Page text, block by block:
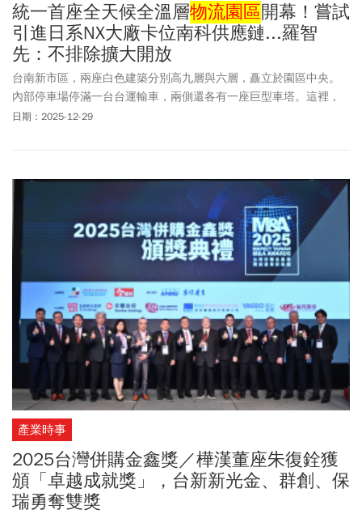
統一首座全天候全溫層物流園區開幕！嘗試
引進日系NX大廠卡位南科供應鏈...羅智
先：不排除擴大開放
台南新市區，兩座白色建築分別高九層與六層，矗立於園區中央。
內部停車場停滿一台台運輸車，兩側還各有一座巨型車塔。這裡，
是統一集團斥資百億元、歷時超過三年打造的全新
日期：2025-12-29
產業時事
2025台灣併購金鑫獎／樺漢董座朱復銓獲
頒「卓越成就獎」，台新新光金、群創、保
瑞勇奪雙獎